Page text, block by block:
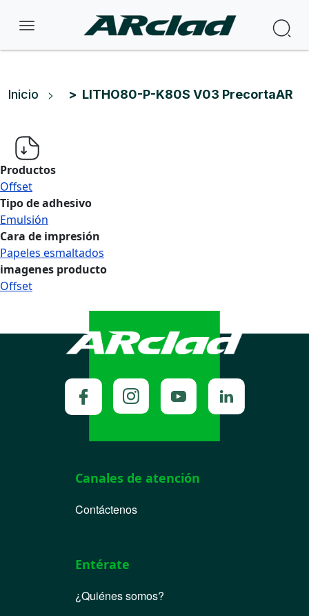
Ruta de navegación
Inicio LITHO80-P-K80S V03 PrecortaAR
Productos
Offset
Tipo de adhesivo
Emulsión
Cara de impresión
Papeles esmaltados
imagenes producto
Offset
Canales de atención
Contáctenos
Entérate
¿Quiénes somos?